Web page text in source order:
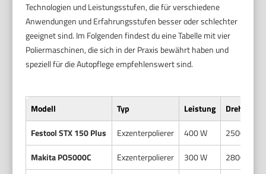
Technologien und Leistungsstufen, die für verschiedene
Anwendungen und Erfahrungsstufen besser oder schlechter
geeignet sind. Im Folgenden findest du eine Tabelle mit vier
Poliermaschinen, die sich in der Praxis bewährt haben und
speziell für die Autopflege empfehlenswert sind.
Modell Typ Leistung
Drehzahl
Festool STX 150 Plus
Exzenterpolierer 400 W
2500-
Makita PO5000C
Exzenterpolierer 300 W
2800-